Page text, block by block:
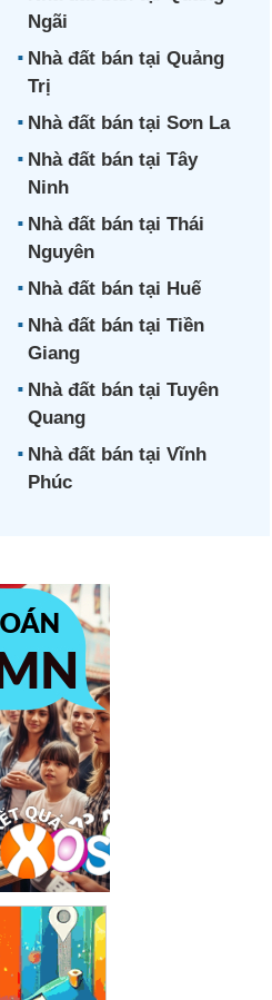
Ngãi
Nhà đất bán tại Quảng
Trị
Nhà đất bán tại Sơn La
Nhà đất bán tại Tây
Ninh
Nhà đất bán tại Thái
Nguyên
Nhà đất bán tại Huế
Nhà đất bán tại Tiền
Giang
Nhà đất bán tại Tuyên
Quang
Nhà đất bán tại Vĩnh
Phúc